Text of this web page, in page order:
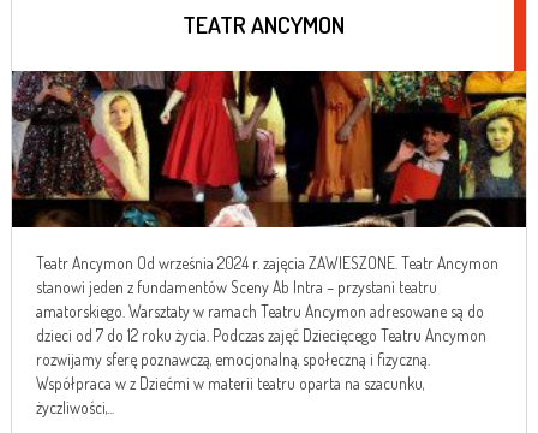
TEATR ANCYMON
Teatr Ancymon Od września 2024 r. zajęcia ZAWIESZONE. Teatr Ancymon
stanowi jeden z fundamentów Sceny Ab Intra – przystani teatru
amatorskiego. Warsztaty w ramach Teatru Ancymon adresowane są do
dzieci od 7 do 12 roku życia. Podczas zajęć Dziecięcego Teatru Ancymon
rozwijamy sferę poznawczą, emocjonalną, społeczną i fizyczną.
Współpraca w z Dziećmi w materii teatru oparta na szacunku,
życzliwości,...